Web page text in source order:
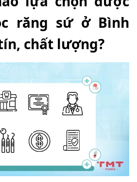
răng sứ ở Bình
chất lượng?